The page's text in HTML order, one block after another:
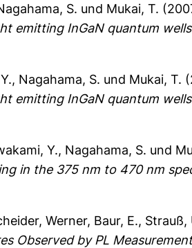
S. und Mukai, T.
emitting InGaN quantum
, Nagahama, S. und Mukai, T.
emitting InGaN quantum
Y., Nagahama, S. und
in the 375 nm to 470 nm
Werner, Baur, E., Strauß,
Observed by PL